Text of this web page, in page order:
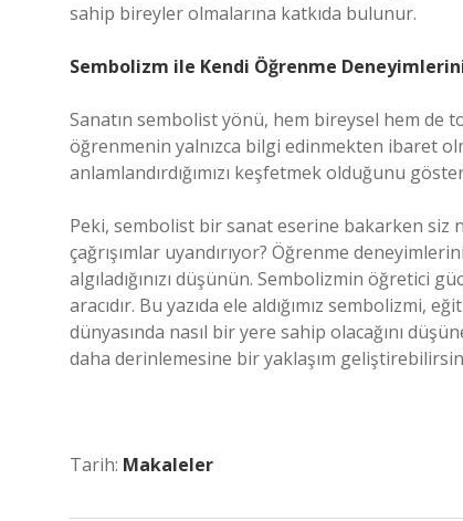
sahip bireyler olmalarına katkıda bulunur.
Sembolizm ile Kendi Öğrenme
Sanatın sembolist yönü, hem bireysel hem de
öğrenmenin yalnızca bilgi edinmekten ibaret
anlamlandırdığımızı keşfetmek olduğunu
Peki, sembolist bir sanat eserine bakarken
çağrışımlar uyandırıyor? Öğrenme
algıladığınızı düşünün. Sembolizmin öğretici
aracıdır. Bu yazıda ele aldığımız sembolizmi,
dünyasında nasıl bir yere sahip olacağını
daha derinlemesine bir yaklaşım
Tarih: Makaleler